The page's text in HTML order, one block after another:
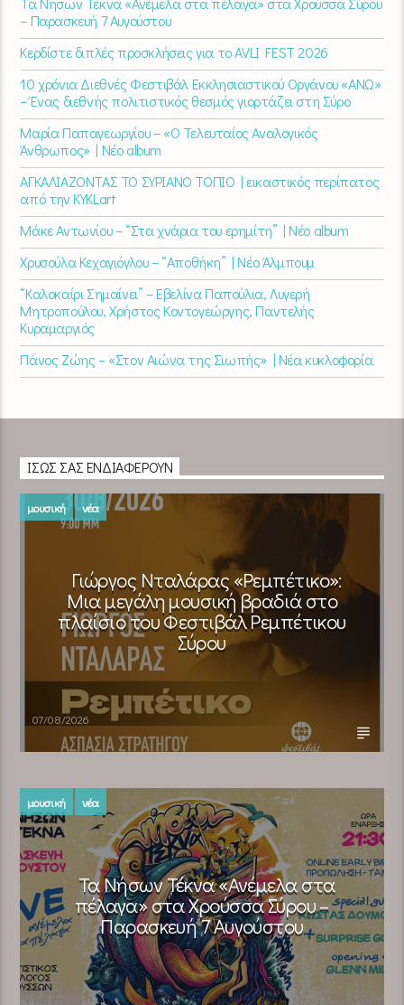
– Παρασκευή 7 Αυγούστου
Κερδίστε διπλές προσκλήσεις για το AVLI FEST 2026
10 χρόνια Διεθνές Φεστιβάλ Εκκλησιαστικού Οργάνου «ΑΝΩ»
– Ένας διεθνής πολιτιστικός θεσμός γιορτάζει στη Σύρο​
Μαρία Παπαγεωργίου – «Ο Τελευταίος Αναλογικός
Άνθρωπος» | Νέο album
ΑΓΚΑΛΙΑΖΟΝΤΑΣ ΤΟ ΣΥΡΙΑΝΟ ΤΟΠΙΟ | εικαστικός περίπατος
από την KYKLart
Μάκε Αντωνίου – “Στα χνάρια του ερημίτη” | Νέο album
Χρυσούλα Κεχαγιόγλου – “Αποθήκη” | Νέο Άλμπουμ
“Καλοκαίρι Σημαίνει” – Εβελίνα Παπούλια, Λυγερή
Μητροπούλου, Χρήστος Κοντογεώργης, Παντελής
Κυραμαργιός
Πάνος Ζώης – «Στον Αιώνα της Σιωπής» | Νέα κυκλοφορία
ΊΣΩΣ ΣΑΣ ΕΝΔΙΑΦΈΡΟΥΝ
μουσική νέα
Γιώργος Νταλάρας «Ρεμπέτικο»:
Μια μεγάλη μουσική βραδιά στο
πλαίσιο του Φεστιβάλ Ρεμπέτικου
Σύρου
07/08/2026
μουσική νέα
Τα Νήσων Τέκνα «Ανέμελα στα
πέλαγα» στα Χρούσσα Σύρου –
Παρασκευή 7 Αυγούστου